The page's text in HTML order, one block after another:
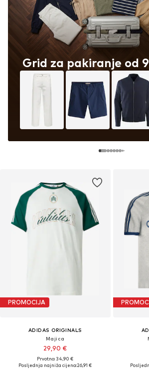
Grid za pakiranje od
PROMOCIJA
ADIDAS ORIGINALS
Majica
29,90 €
Prvotno: 34,90 €
Posljednja najniža cijena:26,91 €